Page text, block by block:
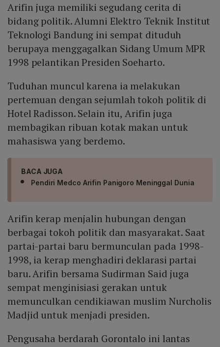
Arifin juga memiliki segudang cerita di
bidang politik. Alumni Elektro Teknik Institut
Teknologi Bandung ini sempat dituduh
berupaya menggagalkan Sidang Umum MPR
1998 pelantikan Presiden Soeharto.
Tuduhan muncul karena ia melakukan
pertemuan dengan sejumlah tokoh politik di
Hotel Radisson. Selain itu, Arifin juga
membagikan ribuan kotak makan untuk
mahasiswa yang berdemo.
BACA JUGA
Pendiri Medco Arifin Panigoro Meninggal Dunia
Arifin kerap menjalin hubungan dengan
berbagai tokoh politik dan masyarakat. Saat
partai-partai baru bermunculan pada 1998-
1998, ia kerap menghadiri deklarasi partai
baru. Arifin bersama Sudirman Said juga
sempat menginisiasi gerakan untuk
memunculkan cendikiawan muslim Nurcholis
Madjid untuk menjadi presiden.
Pengusaha berdarah Gorontalo ini lantas